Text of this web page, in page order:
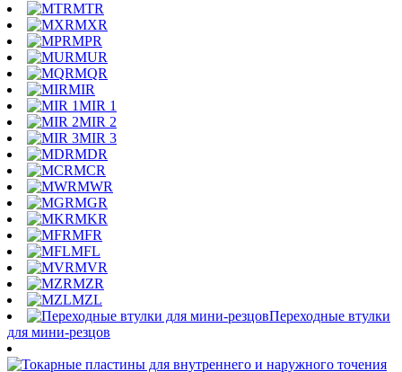
MTR
MXR
MPR
MUR
MQR
MIR
MIR 1
MIR 2
MIR 3
MDR
MCR
MWR
MGR
MKR
MFR
MFL
MVR
MZR
MZL
Переходные втулки
для мини-резцов